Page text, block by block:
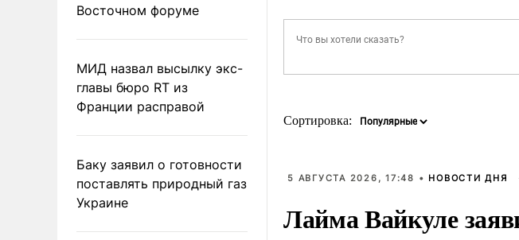
Восточном форуме
МИД назвал высылку экс-
главы бюро RT из
Франции расправой
Баку заявил о готовности
поставлять природный газ
Украине
Сортировка:
5 АВГУСТА 2026, 17:48 • НОВОСТИ ДНЯ
Лайма Вайкуле